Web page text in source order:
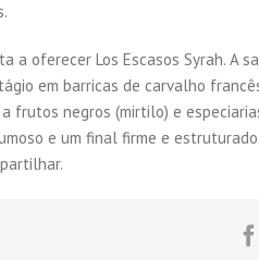
a oferecer Los Escasos Syrah. A
em barricas de carvalho
frutos negros (mirtilo) e
e um final firme e